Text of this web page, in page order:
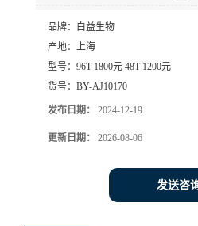
品牌：
白益生物
产地： 上海
型号： 96T 1800元 48T 1200元
货号： BY-AJ10170
发布日期： 2024-12-19
更新日期： 2026-08-06
发送咨